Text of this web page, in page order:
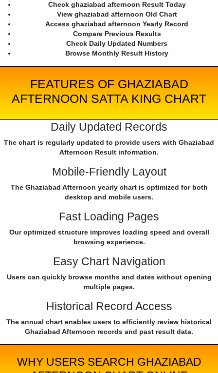
Check ghaziabad afternoon Result Today
View ghaziabad afternoon Old Chart
Access ghaziabad afternoon Yearly Record
Compare Previous Results
Check Daily Updated Numbers
Browse Monthly Result History
FEATURES OF GHAZIABAD
AFTERNOON SATTA KING CHART
Daily Updated Records
The chart is regularly updated to provide users with Ghaziabad
Afternoon Result information.
Mobile-Friendly Layout
The Ghaziabad Afternoon yearly chart is optimized for both
desktop and mobile users.
Fast Loading Pages
Our optimized structure improves loading speed and overall
browsing experience.
Easy Chart Navigation
Users can quickly browse months and dates without opening
multiple pages.
Historical Record Access
The annual chart enables users to efficiently review historical
Ghaziabad Afternoon records and past result data.
WHY USERS SEARCH GHAZIABAD